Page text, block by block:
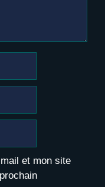
et mon site